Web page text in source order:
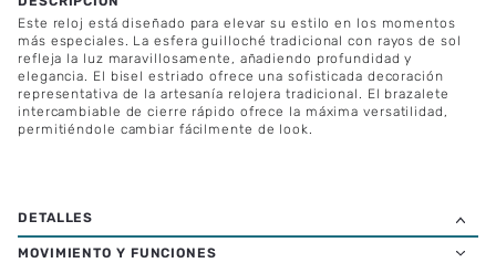
Este reloj está diseñado para elevar su estilo en los momentos
más especiales. La esfera guilloché tradicional con rayos de sol
refleja la luz maravillosamente, añadiendo profundidad y
elegancia. El bisel estriado ofrece una sofisticada decoración
representativa de la artesanía relojera tradicional. El brazalete
intercambiable de cierre rápido ofrece la máxima versatilidad,
permitiéndole cambiar fácilmente de look.
MOVIMIENTO Y FUNCIONES